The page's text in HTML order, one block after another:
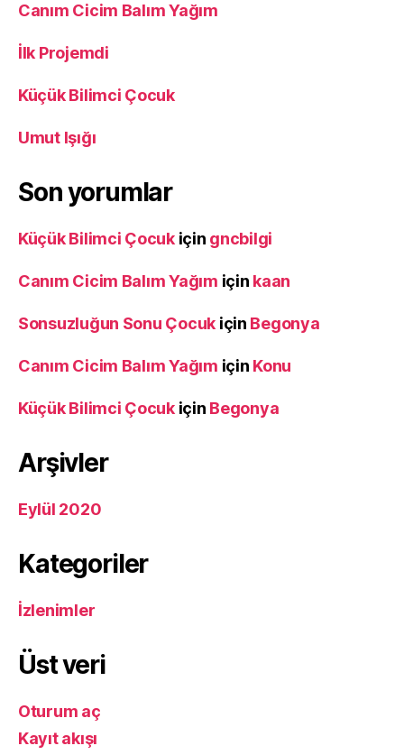
Canım Cicim Balım Yağım
İlk Projemdi
Küçük Bilimci Çocuk
Umut Işığı
Son yorumlar
Küçük Bilimci Çocukiçin gncbilgi
Canım Cicim Balım Yağım için kaan
Sonsuzluğun Sonu Çocuk için Begonya
Canım Cicim Balım Yağım için Konu
Küçük Bilimci Çocukiçin Begonya
Arşivler
Eylül 2020
Kategoriler
İzlenimler
Üst veri
Oturum aç
Kayıt akışı